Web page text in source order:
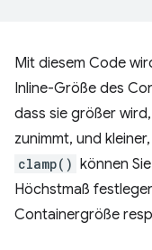
Mit diesem Code
Inline-Größe des
dass sie größer
zunimmt, und
clamp() können
Höchstmaß
Containergröße